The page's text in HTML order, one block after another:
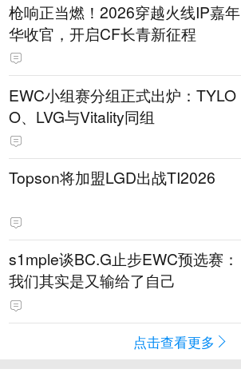
枪响正当燃！2026穿越火线IP嘉年
华收官，开启CF长青新征程
EWC小组赛分组正式出炉：TYLO
O、LVG与Vitality同组
Topson将加盟LGD出战TI2026
s1mple谈BC.G止步EWC预选赛：
我们其实是又输给了自己
点击查看更多